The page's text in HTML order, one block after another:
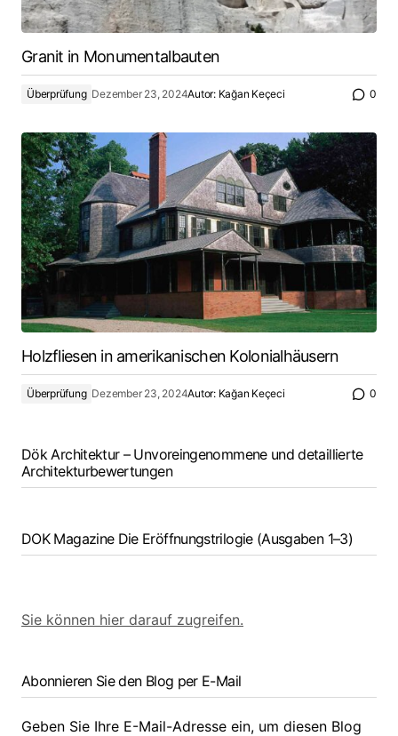
Granit in Monumentalbauten
Überprüfung Dezember 23, 2024Autor: Kağan Keçeci 0
Holzfliesen in amerikanischen Kolonialhäusern
Überprüfung Dezember 23, 2024Autor: Kağan Keçeci 0
Dök Architektur – Unvoreingenommene und detaillierte
Architekturbewertungen
DOK Magazine Die Eröffnungstrilogie (Ausgaben 1–3)
Sie können hier darauf zugreifen.
Abonnieren Sie den Blog per E-Mail
Geben Sie Ihre E-Mail-Adresse ein, um diesen Blog